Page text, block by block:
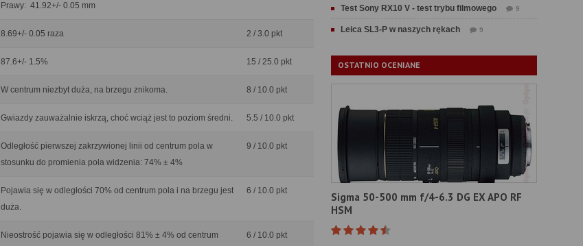
Prawy: 41.92+/- 0.05 mm
8.69+/- 0.05 raza 2 / 3.0 pkt
87.6+/- 1.5% 15 / 25.0 pkt
W centrum niezbyt duża, na brzegu znikoma. 8 / 10.0 pkt
Gwiazdy zauważalnie iskrzą, choć wciąż jest to poziom średni. 5.5 / 10.0 pkt
Odległość pierwszej zakrzywionej linii od centrum pola w
stosunku do promienia pola widzenia: 74% ± 4%
9 / 10.0 pkt
Pojawia się w odległości 70% od centrum pola i na brzegu jest
duża.
6 / 10.0 pkt
Nieostrość pojawia się w odległości 81% ± 4% od centrum
6 / 10.0 pkt
Test Sony RX10 V - test trybu filmowego 9
Leica SL3-P w naszych rękach 9
OSTATNIO OCENIANE
Sigma 50-500 mm f/4-6.3 DG EX APO RF
HSM